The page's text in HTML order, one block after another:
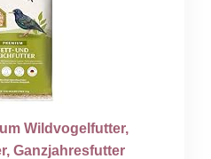
Wildvogelfutter,
Ganzjahresfutter